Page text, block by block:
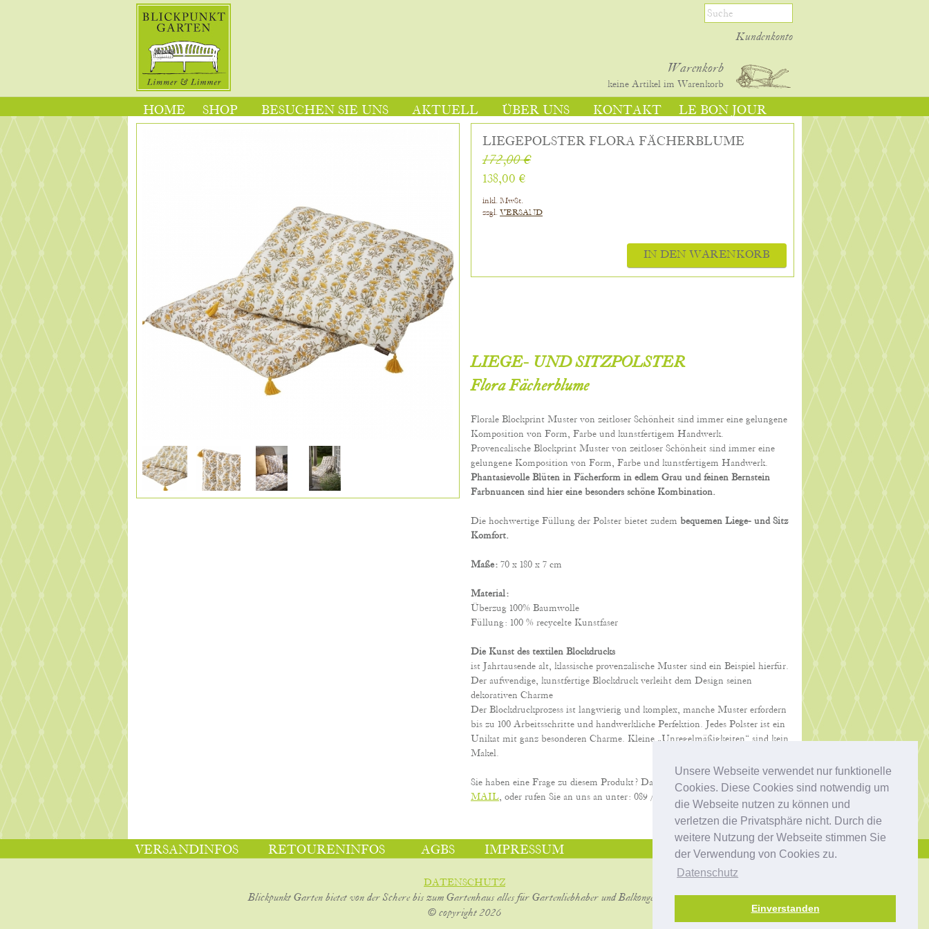
Unsere Webseite verwendet nur funktionelle
Cookies. Diese Cookies sind notwendig um
die Webseite nutzen zu können und
verletzen die Privatsphäre nicht. Durch die
weitere Nutzung der Webseite stimmen Sie
der Verwendung von Cookies zu.
Datenschutz
Einverstanden
Kundenkonto
Warenkorb
keine Artikel im Warenkorb
HOME SHOP BESUCHEN SIE UNS AKTUELL ÜBER UNS KONTAKT LE BON JOUR
LIEGEPOLSTER FLORA FÄCHERBLUME
172,00 €
138,00 €
inkl. MwSt.
zzgl. VERSAND
IN DEN WARENKORB
LIEGE- UND SITZPOLSTER
Flora Fächerblume
Florale Blockprint Muster von zeitloser Schönheit sind immer eine gelungene
Komposition von Form, Farbe und kunstfertigem Handwerk.
Provencalische Blockprint Muster von zeitloser Schönheit sind immer eine
gelungene Komposition von Form, Farbe und kunstfertigem Handwerk.
Phantasievolle Blüten in Fächerform in edlem Grau und feinen Bernstein
Farbnuancen sind hier eine besonders schöne Kombination.
Die hochwertige Füllung der Polster bietet zudem bequemen Liege- und Sitz
Komfort.
Maße: 70 x 180 x 7 cm
Material:
Überzug 100% Baumwolle
Füllung: 100 % recycelte Kunstfaser
Die Kunst des textilen Blockdrucks
ist Jahrtausende alt, klassische provenzalische Muster sind ein Beispiel hierfür.
Der aufwendige, kunstfertige Blockdruck verleiht dem Design seinen
dekorativen Charme
Der Blockdruckprozess ist langwierig und komplex, manche Muster erfordern
bis zu 100 Arbeitsschritte und handwerkliche Perfektion. Jedes Polster ist ein
Unikat mit ganz besonderen Charme. Kleine „Unregelmäßigkeiten“ sind kein
Makel.
Sie haben eine Frage zu diesem Produkt? Dann schreiben Sie uns eine kurze
MAIL, oder rufen Sie an uns an unter: 089 / 68 72 32. Wir beraten Sie gerne!
VERSANDINFOS RETOURENINFOS AGBS IMPRESSUM
DATENSCHUTZ
Blickpunkt Garten bietet von der Schere bis zum Gartenhaus alles für Gartenliebhaber und Balkongenießer!
© copyright 2026